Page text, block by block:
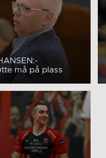
må på plass